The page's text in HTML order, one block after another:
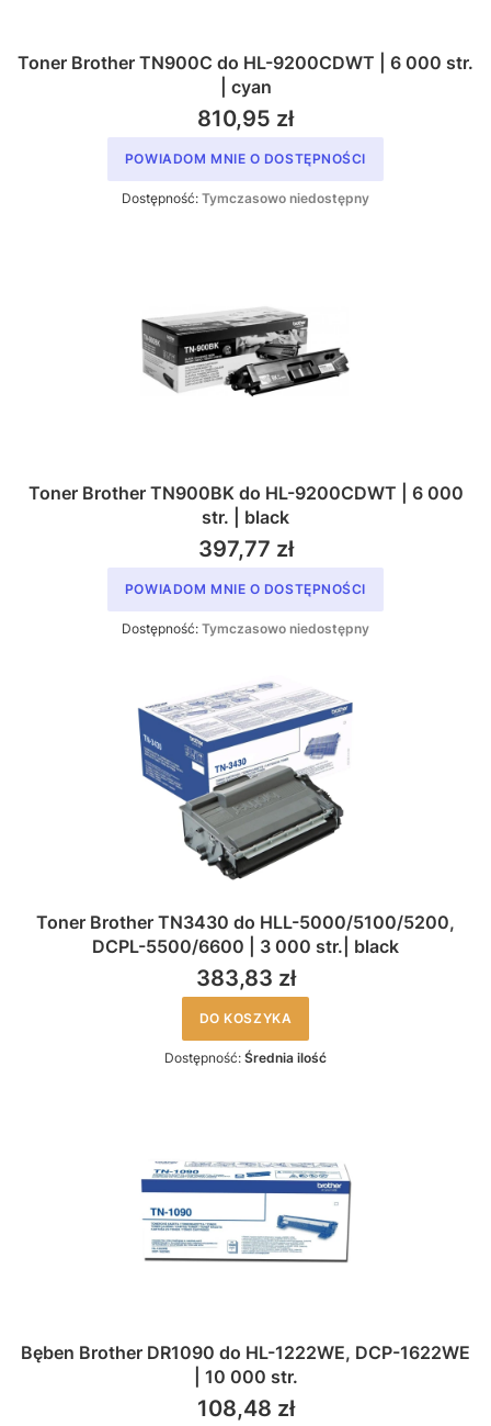
Toner Brother TN900C do HL-9200CDWT | 6 000 str.
| cyan
810,95 zł
POWIADOM MNIE O DOSTĘPNOŚCI
Dostępność: Tymczasowo niedostępny
Toner Brother TN900BK do HL-9200CDWT | 6 000
str. | black
397,77 zł
POWIADOM MNIE O DOSTĘPNOŚCI
Dostępność: Tymczasowo niedostępny
Toner Brother TN3430 do HLL-5000/5100/5200,
DCPL-5500/6600 | 3 000 str.| black
383,83 zł
DO KOSZYKA
Dostępność: Średnia ilość
Bęben Brother DR1090 do HL-1222WE, DCP-1622WE
| 10 000 str.
108,48 zł